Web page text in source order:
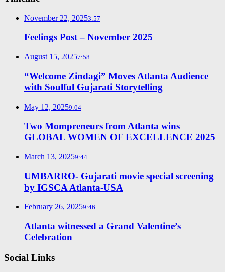
November 22, 20253:57
Feelings Post – November 2025
August 15, 20257:58
“Welcome Zindagi” Moves Atlanta Audience
with Soulful Gujarati Storytelling
May 12, 20259:04
Two Mompreneurs from Atlanta wins
GLOBAL WOMEN OF EXCELLENCE 2025
March 13, 20259:44
UMBARRO- Gujarati movie special screening
by IGSCA Atlanta-USA
February 26, 20259:46
Atlanta witnessed a Grand Valentine’s
Celebration
Social Links